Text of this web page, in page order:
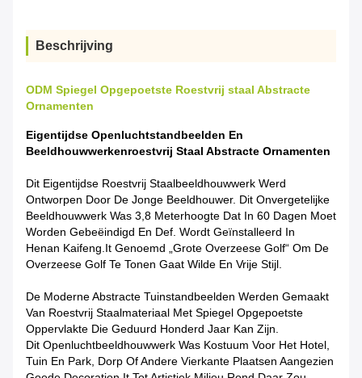
Beschrijving
ODM Spiegel Opgepoetste Roestvrij staal Abstracte
Ornamenten
Eigentijdse Openluchtstandbeelden En
Beeldhouwwerkenroestvrij Staal Abstracte Ornamenten
Dit Eigentijdse Roestvrij Staalbeeldhouwwerk Werd
Ontworpen Door De Jonge Beeldhouwer. Dit Onvergetelijke
Beeldhouwwerk Was 3,8 Meterhoogte Dat In 60 Dagen Moet
Worden Gebeëindigd En Def. Wordt Geïnstalleerd In
Henan Kaifeng.It Genoemd „Grote Overzeese Golf“ Om De
Overzeese Golf Te Tonen Gaat Wilde En Vrije Stijl.
De Moderne Abstracte Tuinstandbeelden Werden Gemaakt
Van Roestvrij Staalmateriaal Met Spiegel Opgepoetste
Oppervlakte Die Geduurd Honderd Jaar Kan Zijn.
Dit Openluchtbeeldhouwwerk Was Kostuum Voor Het Hotel,
Tuin En Park, Dorp Of Andere Vierkante Plaatsen Aangezien